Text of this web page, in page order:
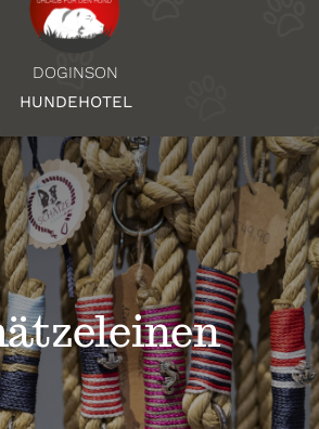
DOGINSON
HUNDEHOTEL